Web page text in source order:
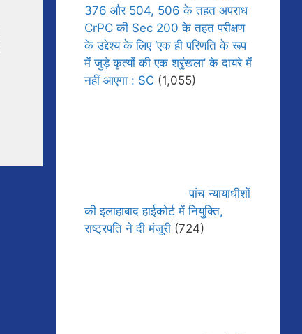
376 और 504, 506 के तहत अपराध
CrPC की Sec 200 के तहत परीक्षण
के उद्देश्य के लिए ‘एक ही परिणति के रूप
में जुड़े कृत्यों की एक श्रृंखला’ के दायरे में
नहीं आएगा : SC (1,055)
पांच न्यायाधीशों
की इलाहाबाद हाईकोर्ट में नियुक्ति,
राष्ट्रपति ने दी मंजूरी (724)